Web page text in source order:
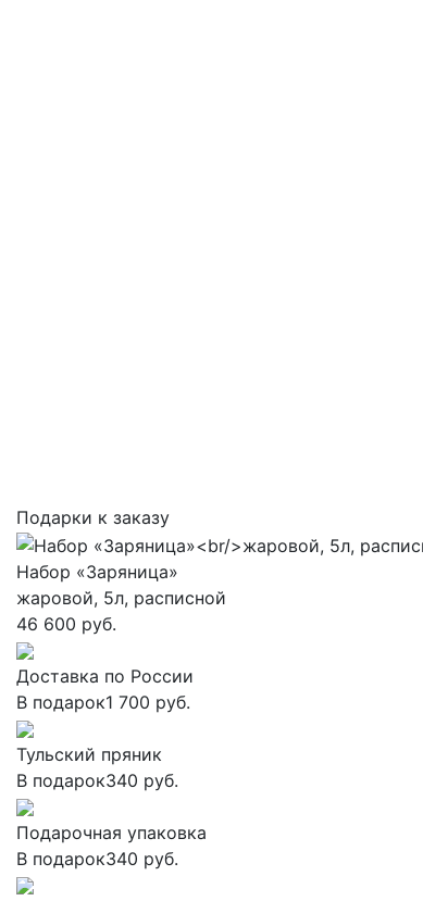
Подарки к заказу
Набор «Заряница»
жаровой, 5л, расписной
46 600 руб.
Доставка по России
В подарок1 700 руб.
Тульский пряник
В подарок340 руб.
Подарочная упаковка
В подарок340 руб.